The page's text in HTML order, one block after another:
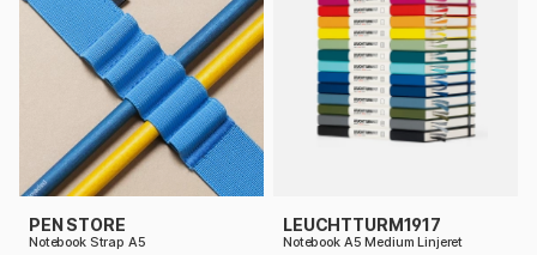
PEN STORE
Notebook Strap A5
LEUCHTTURM1917
Notebook A5 Medium Linjeret